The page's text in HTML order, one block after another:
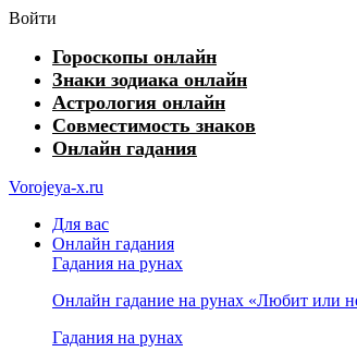
Войти
Гороскопы онлайн
Знаки зодиака онлайн
Астрология онлайн
Совместимость знаков
Онлайн гадания
Vorojeya-x.ru
Для вас
Онлайн гадания
Гадания на рунах
Онлайн гадание на рунах «Любит или
Гадания на рунах